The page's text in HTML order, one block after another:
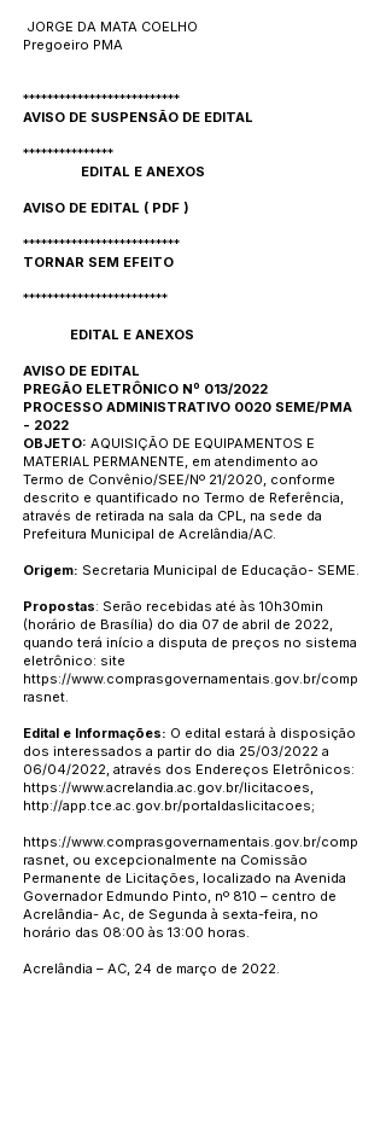
JORGE DA MATA COELHO
Pregoeiro PMA
**************************
AVISO DE SUSPENSÃO DE EDITAL
***************
EDITAL E ANEXOS
AVISO DE EDITAL ( PDF )
**************************
TORNAR SEM EFEITO
************************
EDITAL E ANEXOS
AVISO DE EDITAL
PREGÃO ELETRÔNICO Nº 013/2022
PROCESSO ADMINISTRATIVO 0020 SEME/PMA
- 2022
OBJETO: AQUISIÇÃO DE EQUIPAMENTOS E
MATERIAL PERMANENTE, em atendimento ao
Termo de Convênio/SEE/Nº 21/2020, conforme
descrito e quantificado no Termo de Referência,
através de retirada na sala da CPL, na sede da
Prefeitura Municipal de Acrelândia/AC.
Origem: Secretaria Municipal de Educação- SEME.
Propostas: Serão recebidas até às 10h30min
(horário de Brasília) do dia 07 de abril de 2022,
quando terá início a disputa de preços no sistema
eletrônico: site
https://www.comprasgovernamentais.gov.br/comp
rasnet.
Edital e Informações: O edital estará à disposição
dos interessados a partir do dia 25/03/2022 a
06/04/2022, através dos Endereços Eletrônicos:
https://www.acrelandia.ac.gov.br/licitacoes,
http://app.tce.ac.gov.br/portaldaslicitacoes;
https://www.comprasgovernamentais.gov.br/comp
rasnet, ou excepcionalmente na Comissão
Permanente de Licitações, localizado na Avenida
Governador Edmundo Pinto, nº 810 – centro de
Acrelândia- Ac, de Segunda à sexta-feira, no
horário das 08:00 às 13:00 horas.
Acrelândia – AC, 24 de março de 2022.